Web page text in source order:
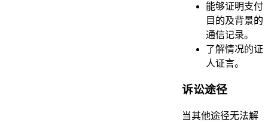
能够证明支付
目的及背景的
通信记录。
了解情况的证
人证言。
诉讼途径
当其他途径无法解